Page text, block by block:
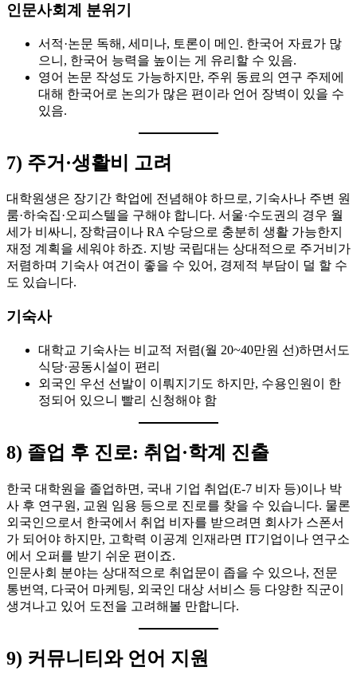
인문사회계 분위기
서적·논문 독해, 세미나, 토론이 메인. 한국어 자료가 많
으니, 한국어 능력을 높이는 게 유리할 수 있음.
영어 논문 작성도 가능하지만, 주위 동료의 연구 주제에
대해 한국어로 논의가 많은 편이라 언어 장벽이 있을 수
있음.
7) 주거·생활비 고려
대학원생은 장기간 학업에 전념해야 하므로, 기숙사나 주변 원
룸·하숙집·오피스텔을 구해야 합니다. 서울·수도권의 경우 월
세가 비싸니, 장학금이나 RA 수당으로 충분히 생활 가능한지
재정 계획을 세워야 하죠. 지방 국립대는 상대적으로 주거비가
저렴하며 기숙사 여건이 좋을 수 있어, 경제적 부담이 덜 할 수
도 있습니다.
기숙사
대학교 기숙사는 비교적 저렴(월 20~40만원 선)하면서도
식당·공동시설이 편리
외국인 우선 선발이 이뤄지기도 하지만, 수용인원이 한
정되어 있으니 빨리 신청해야 함
8) 졸업 후 진로: 취업·학계 진출
한국 대학원을 졸업하면, 국내 기업 취업(E-7 비자 등)이나 박
사 후 연구원, 교원 임용 등으로 진로를 찾을 수 있습니다. 물론
외국인으로서 한국에서 취업 비자를 받으려면 회사가 스폰서
가 되어야 하지만, 고학력 이공계 인재라면 IT기업이나 연구소
에서 오퍼를 받기 쉬운 편이죠.
인문사회 분야는 상대적으로 취업문이 좁을 수 있으나, 전문
통번역, 다국어 마케팅, 외국인 대상 서비스 등 다양한 직군이
생겨나고 있어 도전을 고려해볼 만합니다.
9) 커뮤니티와 언어 지원